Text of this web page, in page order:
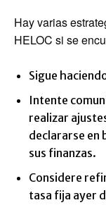
Hay varias
HELOC si se
Sigue
Intente
realizar
declararse en
sus finanzas.
Considere
tasa fija ayer